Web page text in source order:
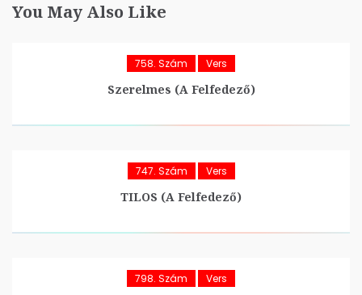
You May Also Like
758. Szám Vers
Szerelmes (A Felfedező)
747. Szám Vers
TILOS (A Felfedező)
798. Szám Vers